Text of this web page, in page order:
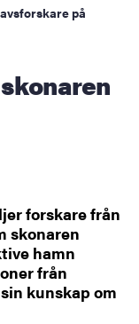
på
forskare från
skonaren
hamn
från
kunskap om